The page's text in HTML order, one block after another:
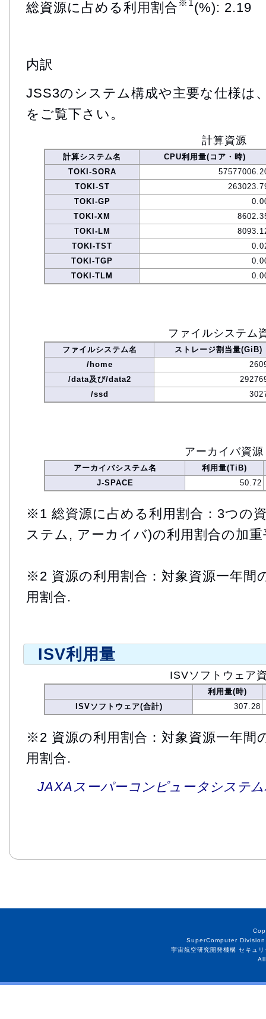
総資源に占める利用割合 ※1(%): 2.19
内訳
JSS3のシステム構成や主要な仕様は
をご覧下さい。
計算資源
計算システム名
CPU利用量(コア・時)
TOKI-SORA
TOKI-ST
TOKI-GP
TOKI-XM
TOKI-LM
TOKI-TST
TOKI-TGP
TOKI-TLM
ファイルシステム
ファイルシステム名
ストレージ割当量(GiB)
/home
/data及び/data2
/ssd
アーカイバ資源
アーカイバシステム名
利用量(TiB)
J-SPACE
50.72
※1 総資源に占める利用割合：3つの
ステム, アーカイバ)の利用割合の加重
※2 資源の利用割合：対象資源一年間
用割合.
ISV利用量
ISVソフトウェア
利用量(時)
ISVソフトウェア(合計)
307.28
※2 資源の利用割合：対象資源一年間
用割合.
JAXAスーパーコンピュータシステ
SuperComputer
宇宙航空研究開発機構 セキュ